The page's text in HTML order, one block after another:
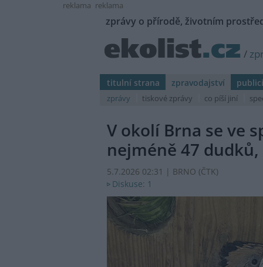
reklama reklama
zprávy o přírodě, životním
/
titulní strana zpravodajství
zprávy tiskové zprávy co píší jiní
V okolí Brna se ve
nejméně 47
5.7.2026 02:31 | BRNO (ČTK)
Diskuse: 1